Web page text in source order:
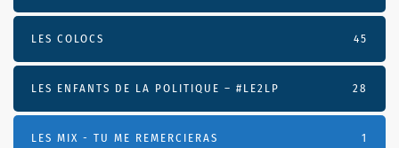
LES COLOCS 45
LES ENFANTS DE LA POLITIQUE – #LE2LP 28
LES MIX - TU ME REMERCIERAS 1